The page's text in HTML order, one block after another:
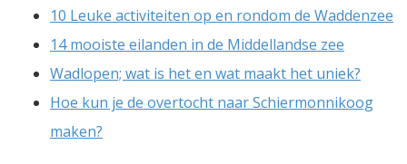
10 Leuke activiteiten op en rondom de Waddenzee
14 mooiste eilanden in de Middellandse zee
Wadlopen; wat is het en wat maakt het uniek?
Hoe kun je de overtocht naar Schiermonnikoog
maken?